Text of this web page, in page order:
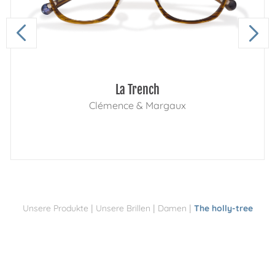
Unsere Produkte | Unsere Brillen | Damen | The holly-tree
La Trench
Clémence & Margaux